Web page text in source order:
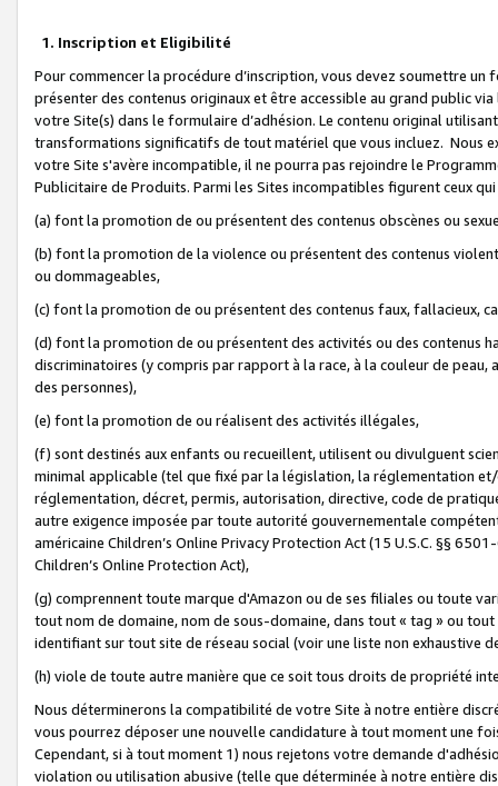
1. Inscription et Eligibilité
Pour commencer la procédure d’inscription, vous devez soumettre
présenter des contenus originaux et être accessible au grand public
votre Site(s) dans le formulaire d’adhésion. Le contenu original
transformations significatifs de tout matériel que vous incluez. Nous
votre Site s'avère incompatible, il ne pourra pas rejoindre le
Publicitaire de Produits. Parmi les Sites incompatibles figurent ceux
(a) font la promotion de ou présentent des contenus obscènes ou
(b) font la promotion de la violence ou présentent des contenus
ou dommageables,
(c) font la promotion de ou présentent des contenus faux, fallacieux,
(d) font la promotion de ou présentent des activités ou des contenus
discriminatoires (y compris par rapport à la race, à la couleur de
des personnes),
(e) font la promotion de ou réalisent des activités illégales,
(f) sont destinés aux enfants ou recueillent, utilisent ou divulguent
minimal applicable (tel que fixé par la législation, la réglementation
réglementation, décret, permis, autorisation, directive, code de
autre exigence imposée par toute autorité gouvernementale
américaine Children’s Online Privacy Protection Act (15 U.S.C. §§
Children’s Online Protection Act),
(g) comprennent toute marque d'Amazon ou de ses filiales ou toute
tout nom de domaine, nom de sous-domaine, dans tout « tag » ou
identifiant sur tout site de réseau social (voir une liste non exhaustive
(h) viole de toute autre manière que ce soit tous droits de propriété
Nous déterminerons la compatibilité de votre Site à notre entière
vous pourrez déposer une nouvelle candidature à tout moment une
Cependant, si à tout moment 1) nous rejetons votre demande
violation ou utilisation abusive (telle que déterminée à notre entière